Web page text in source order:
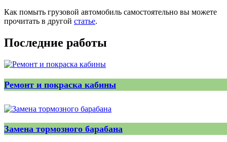
Как помыть грузовой автомобиль самостоятельно вы можете
прочитать в другой статье.
Последние работы
Ремонт и покраска кабины
Замена тормозного барабана